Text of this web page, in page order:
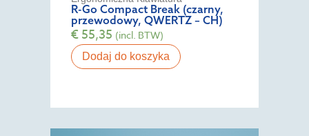
R-Go Compact Break (czarny,
przewodowy, QWERTZ – CH)
€55,35 (incl. BTW)
Dodaj do koszyka